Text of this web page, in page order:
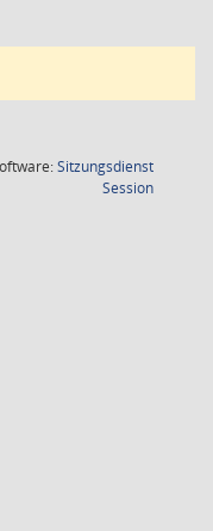
Sitzungsdienst
Session(Wird in